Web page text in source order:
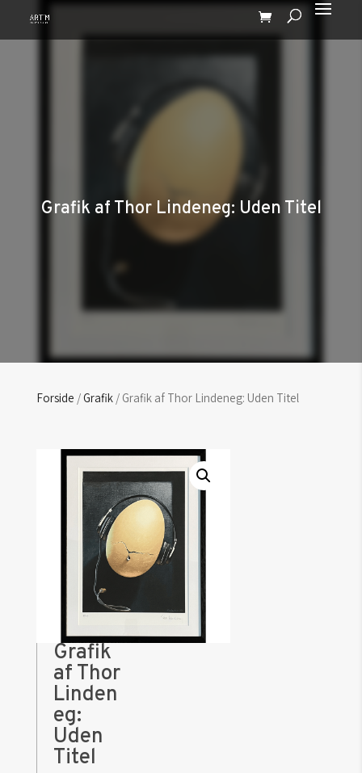
Grafik af Thor Lindeneg: Uden Titel
Forside /Grafik/ Grafik af Thor Lindeneg: Uden Titel
Grafik
af Thor
Linden
eg:
Uden
Titel